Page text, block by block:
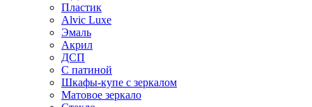
Пластик
Alvic Luxe
Эмаль
Акрил
ДСП
С патиной
Шкафы-купе с зеркалом
Матовое зеркало